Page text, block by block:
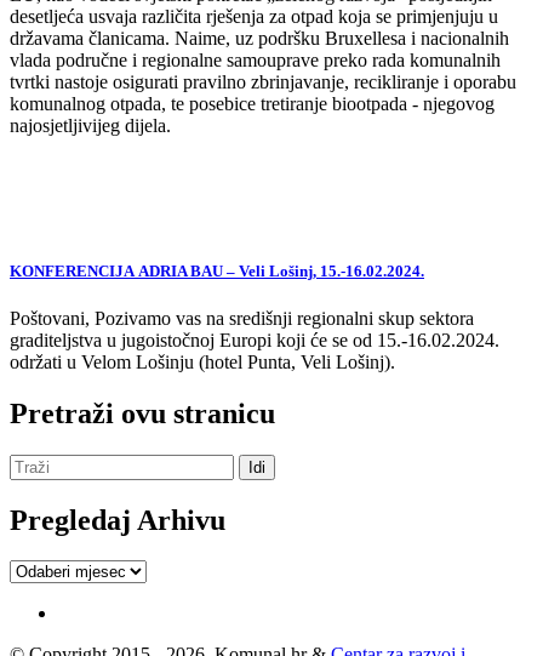
desetljeća usvaja različita rješenja za otpad koja se primjenjuju u
državama članicama. Naime, uz podršku Bruxellesa i nacionalnih
vlada područne i regionalne samouprave preko rada komunalnih
tvrtki nastoje osigurati pravilno zbrinjavanje, recikliranje i oporabu
komunalnog otpada, te posebice tretiranje biootpada - njegovog
najosjetljivijeg dijela.
KONFERENCIJA ADRIA BAU – Veli Lošinj, 15.-16.02.2024.
Poštovani, Pozivamo vas na središnji regionalni skup sektora
graditeljstva u jugoistočnoj Europi koji će se od 15.-16.02.2024.
održati u Velom Lošinju (hotel Punta, Veli Lošinj).
Pretraži ovu stranicu
Pregledaj Arhivu
Pregledaj